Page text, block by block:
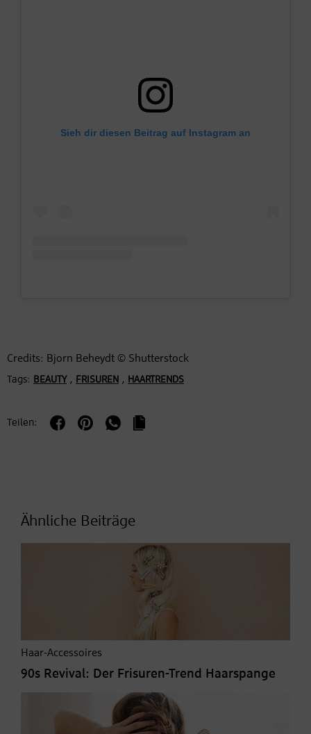
Sieh dir diesen Beitrag auf Instagram an
Credits: Bjorn Beheydt © Shutterstock
Tags: BEAUTY, FRISUREN , HAARTRENDS
Teilen:
Ähnliche Beiträge
Haar-Accessoires
90s Revival: Der Frisuren-Trend Haarspange